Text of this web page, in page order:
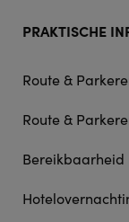
PRAKTISCHE
Route &
Route &
Bereikbaarheid